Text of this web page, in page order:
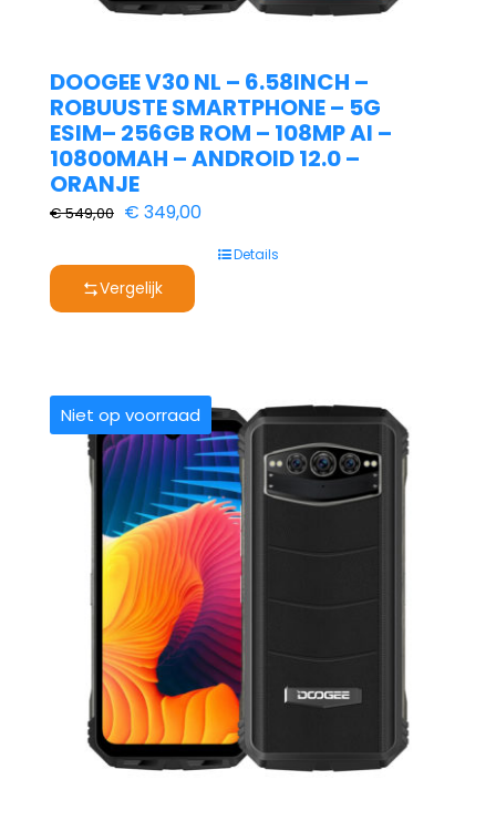
DOOGEE V30 NL – 6.58INCH –
ROBUUSTE SMARTPHONE – 5G
ESIM– 256GB ROM – 108MP AI –
10800MAH – ANDROID 12.0 –
ORANJE
€549,00 Oorspronkelijke
was:
€ 549,00.
€ 349,00Huidige
prijs Details
Vergelijk
Niet op voorraad